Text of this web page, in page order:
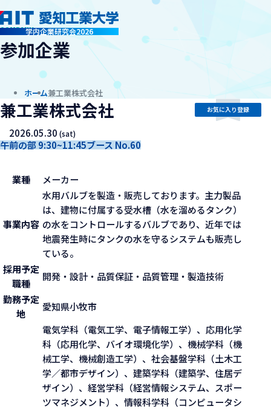
学内企業研究会2026
company
参加企業
ホーム兼工業株式会社
兼工業株式会社
2026.05.30(sat)
午前の部 9:30~11:45ブース No.60
お気に入り登録
業種 メーカー
事業内容
水用バルブを製造・販売しております。主力製品
は、建物に付属する受水槽（水を溜めるタンク）
の水をコントロールするバルブであり、近年では
地震発生時にタンクの水を守るシステムも販売し
ている。
採用予定
職種
開発・設計・品質保証・品質管理・製造技術
勤務予定
地
愛知県小牧市
電気学科（電気工学、電子情報工学）、応用化学
科（応用化学、バイオ環境化学）、機械学科（機
械工学、機械創造工学）、社会基盤学科（土木工
学／都市デザイン）、建築学科（建築学、住居デ
ザイン）、経営学科（経営情報システム、スポー
ツマネジメント）、情報科学科（コンピュータシ